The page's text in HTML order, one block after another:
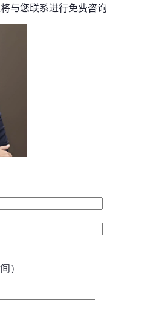
与您联系进行免费咨询
）